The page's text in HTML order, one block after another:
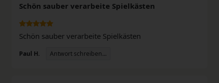
Schön sauber verarbeite Spielkästen
Schön sauber verarbeite Spielkästen
Paul H. Antwort schreiben...